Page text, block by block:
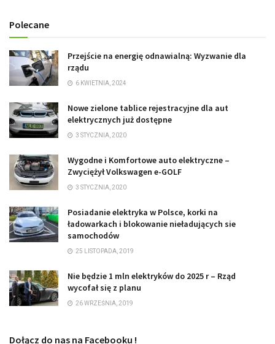
Polecane
Przejście na energię odnawialną: Wyzwanie dla
rządu
6 KWIETNIA, 2024
Nowe zielone tablice rejestracyjne dla aut
elektrycznych już dostępne
3 STYCZNIA, 2020
Wygodne i Komfortowe auto elektryczne –
Zwyciężył Volkswagen e-GOLF
3 STYCZNIA, 2020
Posiadanie elektryka w Polsce, korki na
ładowarkach i blokowanie nieładujących sie
samochodów
25 LISTOPADA, 2019
Nie będzie 1 mln elektryków do 2025 r – Rząd
wycofał się z planu
26 WRZEŚNIA, 2019
Dołącz do nas na Facebooku !